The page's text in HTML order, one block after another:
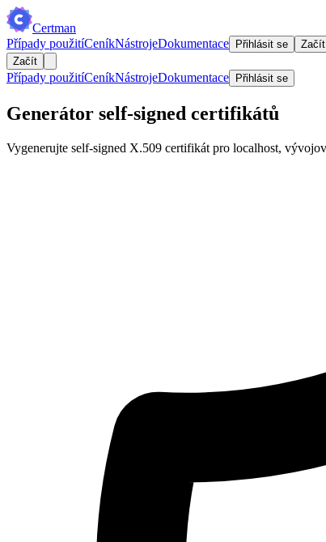
Certman
Případy použitíCeníkNástrojeDokumentace Přihlásit se
Začít
Začít
Případy použitíCeníkNástrojeDokumentace Přihlásit se
Generátor self-signed certifikátů
Vygenerujte self-signed X.509 certifikát pro localhost,